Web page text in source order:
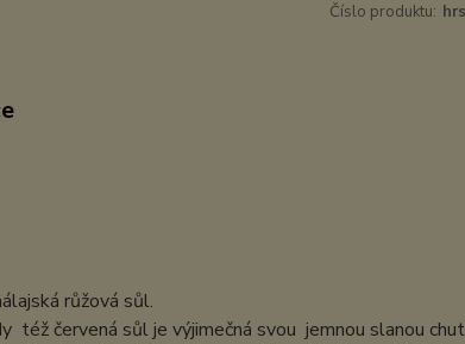
Číslo produktu:
růžová sůl.
též červená sůl je výjimečná svou jemnou slanou